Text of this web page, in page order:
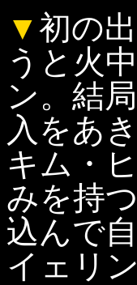
▼初の
うと火
ン。結
入をあ
キム・
みを持
込んで
イェリン